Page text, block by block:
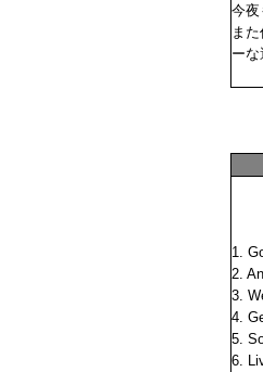
今夜
ま
ー
1.
2.
3.
4.
5.
6.